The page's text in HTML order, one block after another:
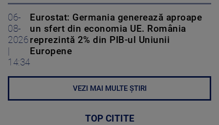
06-
08-
2026
14:34
Eurostat: Germania generează aproape
un sfert din economia UE. România
reprezintă 2% din PIB-ul Uniunii
Europene
VEZI MAI MULTE ȘTIRI
TOP CITITE